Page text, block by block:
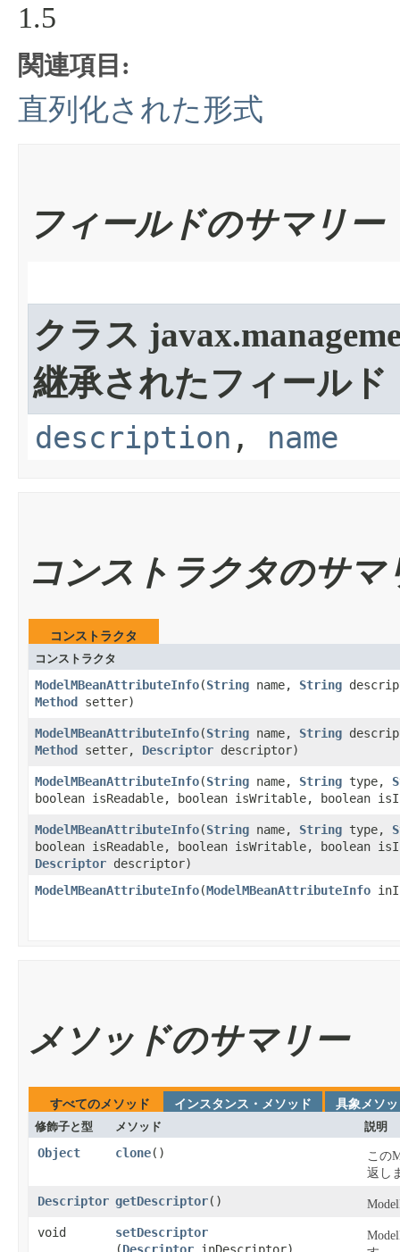
1.5
関連項目:
直列化された形式
フィールドのサマリー
クラス
継承されたフィールド
description , name
コンストラクタのサマ
コンストラクタ
コンストラクタ
ModelMBeanAttributeInfo​(String name, String
Method
setter)
ModelMBeanAttributeInfo​(String name, String
Method
setter, Descriptor descriptor)
ModelMBeanAttributeInfo​(String name, String type,
boolean isReadable, boolean isWritable, boolean
ModelMBeanAttributeInfo​(String name, String type,
boolean isReadable, boolean isWritable, boolean
Descriptor descriptor)
ModelMBeanAttributeInfo​(ModelMBeanAttributeInfo
メソッドのサマリー
すべてのメソッド インスタンス・メソッド
具象メソ
修飾子と型
メソッド 説明
Object clone​()
この
返し
Descriptor getDescriptor​()
void setDescriptor